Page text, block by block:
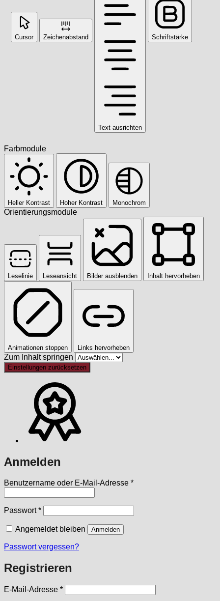
Cursor Zeichenabstand
Text ausrichten
Schriftstärke
Farbmodule
Heller Kontrast Hoher Kontrast Monochrom
Orientierungsmodule
Leselinie Leseansicht Bilder ausblenden Inhalt hervorheben
Animationen stoppen Links hervorheben
Zum Inhalt springen
Einstellungen zurücksetzen
Anmelden
Benutzername oder E-Mail-Adresse *Erforderlich
Passwort*Erforderlich
Angemeldet bleiben Anmelden
Passwort vergessen?
Registrieren
E-Mail-Adresse *Erforderlich